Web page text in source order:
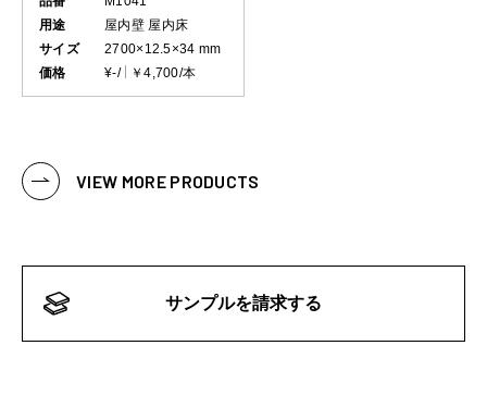
用途
屋内壁 屋内床
サイズ
2700×12.5×34 mm
価格
¥-/ ￥4,700/本
VIEW MORE PRODUCTS
サンプルを請求する